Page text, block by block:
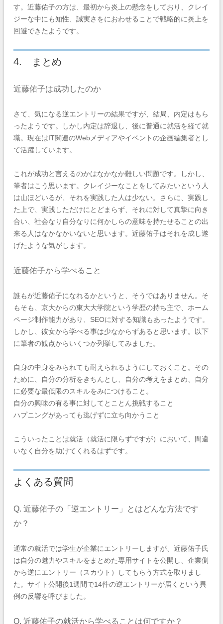
す。近藤佑子の方は、最初から炎上の懸念をしており、クレイ
ジーな中にも知性、誠実さをにおわせることで戦略的に炎上を
回避できたようです。
4. まとめ
近藤佑子は成功したのか
さて、気になる逆エントリーの結果ですが、 結局、内定はもら
ったようです。しかし内定は辞退し、後に普通に就活を経て就
職。現在はIT関連のWebメディアやイベントの企画編集者とし
て活躍しています。
これが成功と言えるのかはなかなか難しい問題です。しかし、
筆者はこう思います。クレイジーなことをしてみたいという人
は山ほどいるが、それを実践した人は少ない。さらに、実践し
た上で、実践しただけにとどまらず、それに対して真摯に向き
合い、社会なり自分なりに何かしらの意味を持たせることの出
来る人はなかなかいないと思います。近藤佑子はそれを成し遂
げたような気がします。
近藤佑子から学べること
誰もが近藤佑子になれるかというと、そうではありません。そ
もそも、京大からの東大大学院という学歴の持ち主で、ホーム
ページ制作能力があり、SEOに対する知識もあったようです。
しかし、彼女から学べる事は少なからずあると思います。以下
に筆者の観点からいくつか列挙してみました。
自身の中身をみられても耐えられるようにしておくこと。その
ために、
自分の分析をきちんとし、自分の考えをまとめ、自分
に必要な最低限のスキルをみにつけること。
自分の興味の有る事に対してとことん挑戦すること
ハプニングがあっても逃げずに立ち向かうこと
こういったことは就活（就活に限らずですが）において、間違
いなく自分を助けてくれるはずです。
よくある質問
Q. 近藤佑子の「逆エントリー」とはどんな方法です
か？
通常の就活では学生が企業にエントリーしますが、近藤佑子氏
は自分の魅力やスキルをまとめた専用サイトを公開し、企業側
から逆にエントリー（スカウト）してもらう方式を取りまし
た。サイト公開後1週間で14件の逆エントリーが届くという異
例の反響を呼びました。
Q. 近藤佑子の就活から学べることは何ですか？